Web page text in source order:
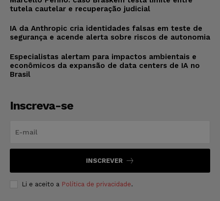
tutela cautelar e recuperação judicial
IA da Anthropic cria identidades falsas em teste de
segurança e acende alerta sobre riscos de autonomia
Especialistas alertam para impactos ambientais e
econômicos da expansão de data centers de IA no
Brasil
Inscreva-se
INSCREVER
Li e aceito a Política de privacidade.